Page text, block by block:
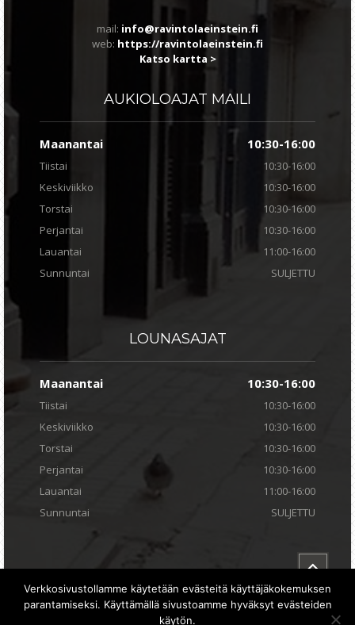
mail: info@ravintolaeinstein.fi
web: https://ravintolaeinstein.fi
Katso kartta >
AUKIOLOAJAT MAILI
Maanantai 10:30-16:00
Tiistai
10:30-16:00
Keskiviikko
10:30-16:00
Torstai
10:30-16:00
Perjantai
10:30-16:00
Lauantai
11:00-16:00
Sunnuntai
SULJETTU
LOUNASAJAT
Maanantai 10:30-16:00
Tiistai
10:30-16:00
Keskiviikko
10:30-16:00
Torstai
10:30-16:00
Perjantai
10:30-16:00
Lauantai
11:00-16:00
Sunnuntai
SULJETTU
Copyright 2014 - Ravintola Einstein |
Verkkosivustollamme käytetään evästeitä käyttäjäkokemuksen
parantamiseksi. Käyttämällä sivustoamme hyväksyt evästeiden
käytön.